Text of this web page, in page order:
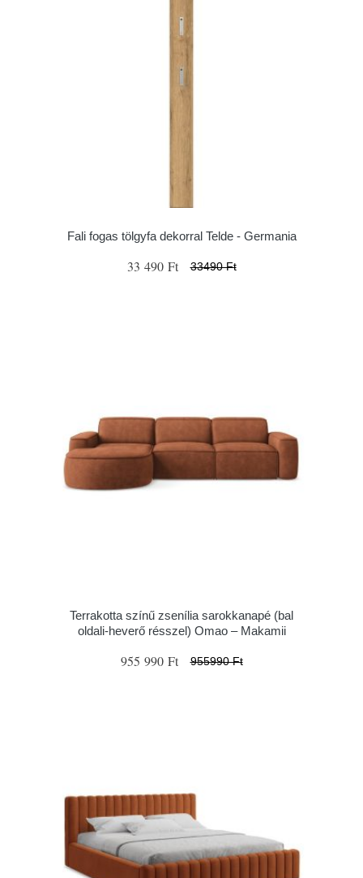
Fali fogas tölgyfa dekorral Telde - Germania
33 490 Ft 33490 Ft
Terrakotta színű zsenília sarokkanapé (bal
oldali-heverő résszel) Omao – Makamii
955 990 Ft 955990 Ft